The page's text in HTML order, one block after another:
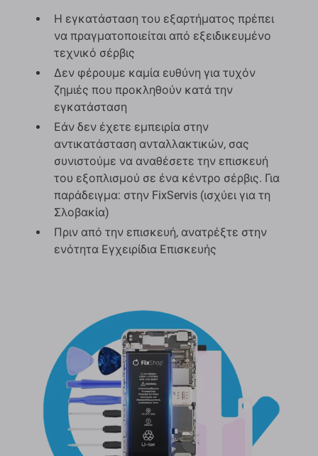
Η εγκατάσταση του εξαρτήματος πρέπει
να πραγματοποιείται από εξειδικευμένο
τεχνικό σέρβις
Δεν φέρουμε καμία ευθύνη για τυχόν
ζημιές που προκληθούν κατά την
εγκατάσταση
Εάν δεν έχετε εμπειρία στην
αντικατάσταση ανταλλακτικών, σας
συνιστούμε να αναθέσετε την επισκευή
του εξοπλισμού σε ένα κέντρο σέρβις. Για
παράδειγμα: στην FixServis (ισχύει για τη
Σλοβακία)
Πριν από την επισκευή, ανατρέξτε στην
ενότητα Εγχειρίδια Επισκευής